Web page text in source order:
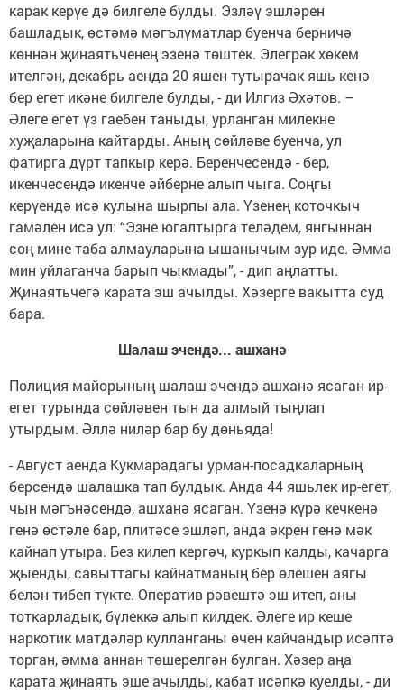
карак керүе дә билгеле булды. Эзләү эшләрен
башладык, өстәмә мәгълүматлар буенча берничә
көннән җинаятьченең эзенә төштек. Элегрәк хөкем
ителгән, декабрь аенда 20 яшен тутырачак яшь кенә
бер егет икәне билгеле булды, - ди Илгиз Әхәтов. –
Әлеге егет үз гаебен таныды, урланган милекне
хуҗаларына кайтарды. Аның сөйләве буенча, ул
фатирга дүрт тапкыр керә. Беренчесендә - бер,
икенчесендә икенче әйберне алып чыга. Соңгы
керүендә исә кулына шырпы ала. Үзенең коточкыч
гамәлен исә ул: “Эзне югалтырга теләдем, янгыннан
соң мине таба алмауларына ышанычым зур иде. Әмма
мин уйлаганча барып чыкмады”, - дип аңлатты.
Җинаятьчегә карата эш ачылды. Хәзерге вакытта суд
бара.
Шалаш эчендә... ашханә
Полиция майорының шалаш эчендә ашханә ясаган ир-
егет турында сөйләвен тын да алмый тыңлап
утырдым. Әллә ниләр бар бу дөньяда!
- Август аенда Кукмарадагы урман-посадкаларның
берсендә шалашка тап булдык. Анда 44 яшьлек ир-егет,
чын мәгънәсендә, ашханә ясаган. Үзенә күрә кечкенә
генә өстәле бар, плитәсе эшләп, анда әкрен генә мәк
кайнап утыра. Без килеп кергәч, куркып калды, качарга
җыенды, савыттагы кайнатманың бер өлешен аягы
белән тибеп түкте. Оператив рәвештә эш итеп, аны
тоткарладык, бүлеккә алып килдек. Әлеге ир кеше
наркотик матдәләр кулланганы өчен кайчандыр исәптә
торган, әмма аннан төшерелгән булган. Хәзер аңа
карата җинаять эше ачылды, кабат исәпкә куелды, - ди